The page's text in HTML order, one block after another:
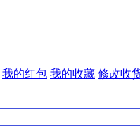
我的红包 我的收藏 修改收